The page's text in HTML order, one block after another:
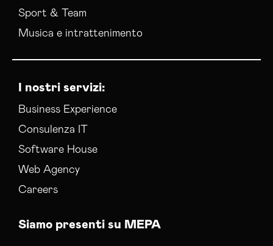
Sport & Team
Musica e intrattenimento
I nostri servizi:
Business Experience
Consulenza IT
Software House
Web Agency
Careers
Siamo presenti su MEPA